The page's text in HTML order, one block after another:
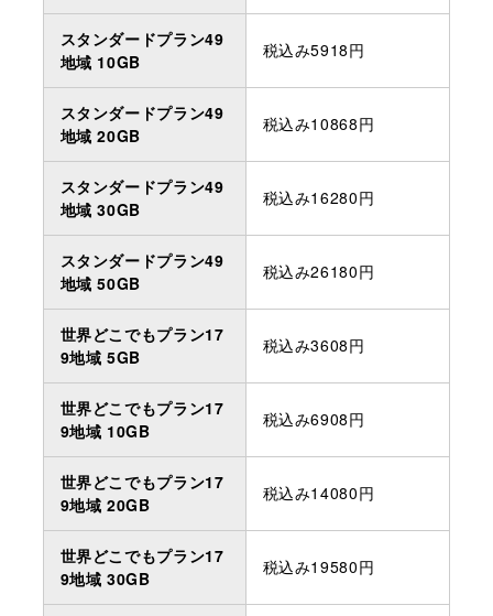
スタンダードプラン49
地域 10GB
税込み5918円
スタンダードプラン49
地域 20GB
税込み10868円
スタンダードプラン49
地域 30GB
税込み16280円
スタンダードプラン49
地域 50GB
税込み26180円
世界どこでもプラン17
9地域 5GB
税込み3608円
世界どこでもプラン17
9地域 10GB
税込み6908円
世界どこでもプラン17
9地域 20GB
税込み14080円
世界どこでもプラン17
9地域 30GB
税込み19580円